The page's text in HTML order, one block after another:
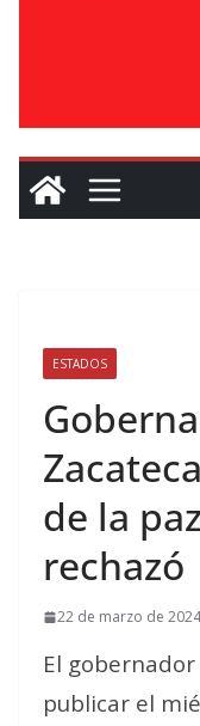
ESTADOS
de la
rechazó
22 de marzo de 2024
El
publicar el